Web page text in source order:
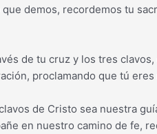
demos, recordemos tu
de tu cruz y los tres
proclamando que tú
de Cristo sea nuestra
en nuestro camino de fe,